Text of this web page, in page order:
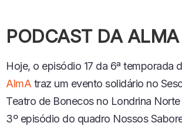
Z
E
P
S
Ó
LINK
RAR
PODCAST DA ALMA
Hoje, o episódio 17 da 6ª temporada
AlmA traz um evento solidário no
Teatro de Bonecos no Londrina
3º episódio do quadro Nossos